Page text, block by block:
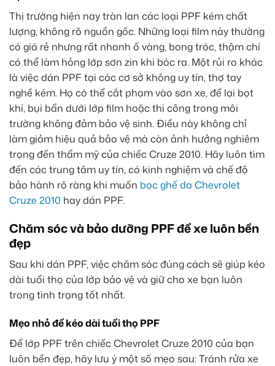
Thị trường hiện nay tràn lan các loại PPF kém chất
lượng, không rõ nguồn gốc. Những loại film này thường
có giá rẻ nhưng rất nhanh ố vàng, bong tróc, thậm chí
có thể làm hỏng lớp sơn zin khi bóc ra. Một rủi ro khác
là việc dán PPF tại các cơ sở không uy tín, thợ tay
nghề kém. Họ có thể cắt phạm vào sơn xe, để lại bọt
khí, bụi bẩn dưới lớp film hoặc thi công trong môi
trường không đảm bảo vệ sinh. Điều này không chỉ
làm giảm hiệu quả bảo vệ mà còn ảnh hưởng nghiêm
trọng đến thẩm mỹ của chiếc Cruze 2010. Hãy luôn tìm
đến các trung tâm uy tín, có kinh nghiệm và chế độ
bảo hành rõ ràng khi muốn bọc ghế da Chevrolet
Cruze 2010 hay dán PPF.
Chăm sóc và bảo dưỡng PPF để xe luôn bền
đẹp
Sau khi dán PPF, việc chăm sóc đúng cách sẽ giúp kéo
dài tuổi thọ của lớp bảo vệ và giữ cho xe bạn luôn
trong tình trạng tốt nhất.
Mẹo nhỏ để kéo dài tuổi thọ PPF
Để lớp PPF trên chiếc Chevrolet Cruze 2010 của bạn
luôn bền đẹp, hãy lưu ý một số mẹo sau: Tránh rửa xe